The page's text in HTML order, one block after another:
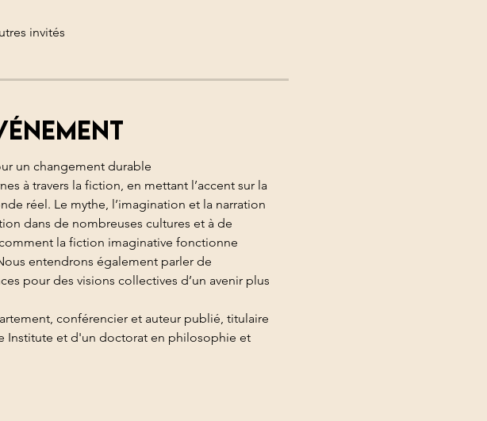
invités
un changement durable
réel. Le mythe, l’imagination et la narration
dans de nombreuses cultures et à de
la fiction imaginative fonctionne
entendrons également parler de
pour des visions collectives d’un avenir plus
conférencier et auteur publié, titulaire
Institute et d'un doctorat en philosophie et